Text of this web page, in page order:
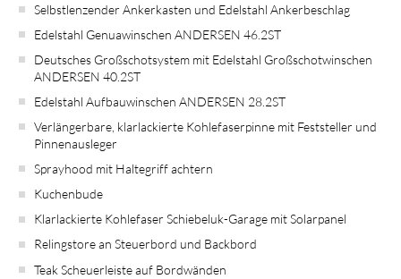
Selbstlenzender Ankerkasten und Edelstahl Ankerbeschlag
Edelstahl Genuawinschen ANDERSEN 46.2ST
Deutsches Großschotsystem mit Edelstahl Großschotwinschen
ANDERSEN 40.2ST
Edelstahl Aufbauwinschen ANDERSEN 28.2ST
Verlängerbare, klarlackierte Kohlefaserpinne mit Feststeller und
Pinnenausleger
Sprayhood mit Haltegriff achtern
Kuchenbude
Klarlackierte Kohlefaser Schiebeluk-Garage mit Solarpanel
Relingstore an Steuerbord und Backbord
Teak Scheuerleiste auf Bordwänden